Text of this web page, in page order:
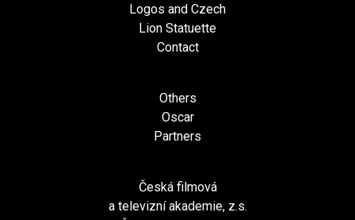
Logos and Czech
Lion Statuette
Contact
Others
Oscar
Partners
Česká filmová
a televizní akademie, z.s.